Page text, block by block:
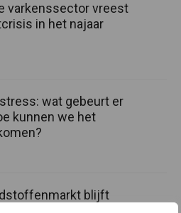
varkenssector vreest
in het najaar
wat gebeurt er
kunnen we het
blijft